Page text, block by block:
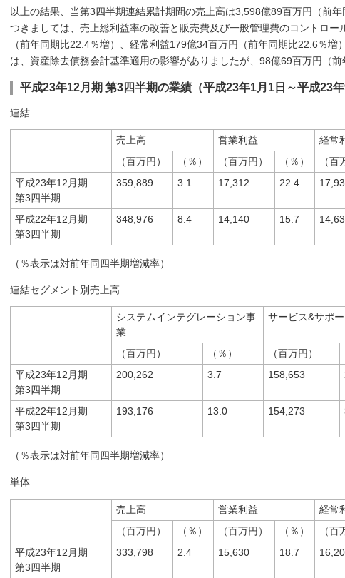
以上の結果、当第3四半期連結累計期間の売上高は3,598億89百万円（前
つきましては、売上総利益率の改善と販売費及び一般管理費のコントロー
（前年同期比22.4％増）、経常利益179億34百万円（前年同期比22.6％増
は、資産除去債務会計基準適用の影響がありましたが、98億69百万円（前
平成23年12月期 第3四半期の業績（平成23年1月1日～平成23年
連結
売上高 営業利益 経常
（百万円）
（％） （百万円） （％） （百
平成23年12月期
第3四半期
359,889 3.1 17,312 22.4
平成22年12月期
第3四半期
348,976 8.4 14,140 15.7
（％表示は対前年同四半期増減率）
連結セグメント別売上高
システムインテグレーション事
業
サービス&サポ
（百万円） （％） （百万円）
平成23年12月期
第3四半期
200,262 3.7 158,653
平成22年12月期
第3四半期
193,176 13.0 154,273
（％表示は対前年同四半期増減率）
単体
売上高 営業利益 経常
（百万円）
（％） （百万円） （％） （百
平成23年12月期
第3四半期
333,798 2.4 15,630 18.7